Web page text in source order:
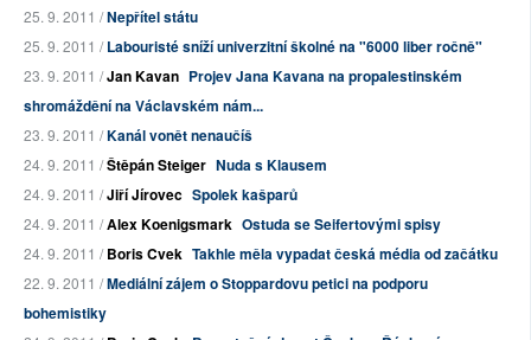
25. 9. 2011 /Nepřítel státu
25. 9. 2011 /Labouristé sníží univerzitní školné na "6000 liber ročně"
23. 9. 2011 /Jan Kavan Projev Jana Kavana na propalestinském
shromáždění na Václavském nám...
23. 9. 2011 /Kanál vonět nenaučíš
24. 9. 2011 /Štěpán Steiger Nuda s Klausem
24. 9. 2011 /Jiří Jírovec Spolek kašparů
24. 9. 2011 /Alex Koenigsmark Ostuda se Seifertovými spisy
24. 9. 2011 /Boris Cvek Takhle měla vypadat česká média od začátku
22. 9. 2011 /Mediální zájem o Stoppardovu petici na podporu
bohemistiky